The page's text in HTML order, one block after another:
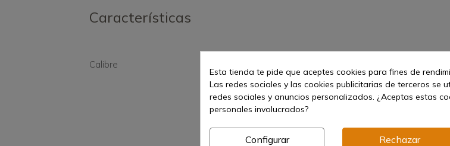
Características
Calibre
Esta tienda te pide que aceptes cookies para fines de
Las redes sociales y las cookies publicitarias de terceros se
redes sociales y anuncios personalizados. ¿Aceptas estas
personales involucrados?
Configurar Rechazar